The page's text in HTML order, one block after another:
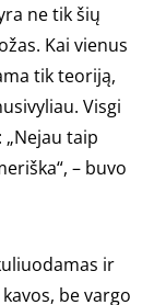
ne tik šių
Kai vienus
tik teoriją,
Visgi
taip
– buvo
ir
be vargo